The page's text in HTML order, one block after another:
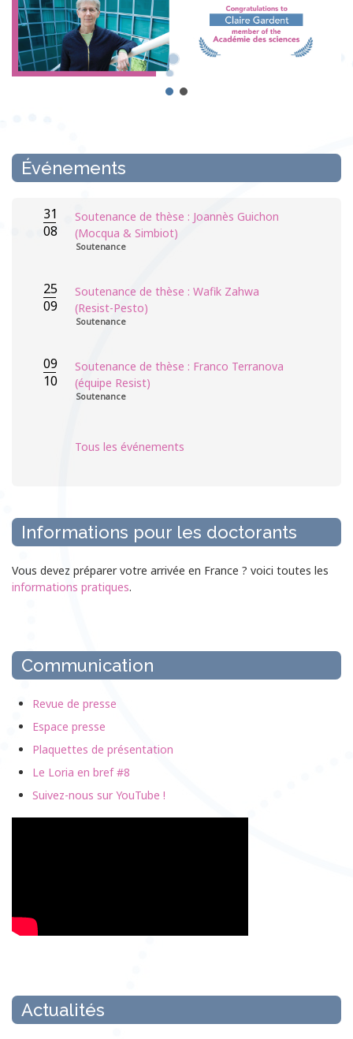
Événements
31
08
Soutenance de thèse : Joannès Guichon
(Mocqua & Simbiot)
Soutenance
25
09
Soutenance de thèse : Wafik Zahwa
(Resist-Pesto)
Soutenance
09
10
Soutenance de thèse : Franco Terranova
(équipe Resist)
Soutenance
Tous les événements
Informations pour les doctorants
Vous devez préparer votre arrivée en France ? voici toutes les
informations pratiques.
Communication
Revue de presse
Espace presse
Plaquettes de présentation
Le Loria en bref #8
Suivez-nous sur YouTube !
Actualités